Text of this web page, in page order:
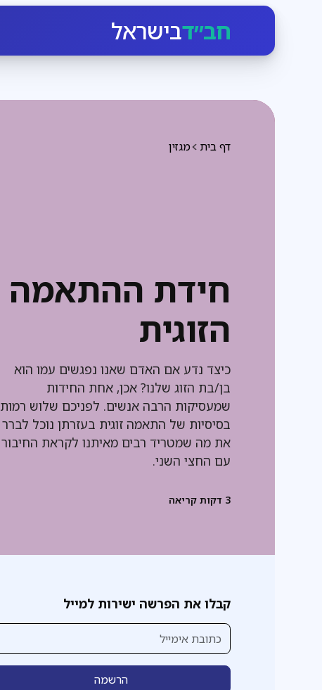
חב״דבישראל
מגזין דף בית
חידת ההתאמה
הזוגית
כיצד נדע אם האדם שאנו נפגשים עמו הוא
בן/בת הזוג שלנו? אכן, אחת החידות
שמעסיקות הרבה אנשים. לפניכם שלוש רמות
בסיסיות של התאמה זוגית בעזרתן נוכל לברר
את מה שמטריד רבים מאיתנו לקראת החיבור
עם החצי השני.
3 דקות קריאה
קבלו את הפרשה ישירות למייל